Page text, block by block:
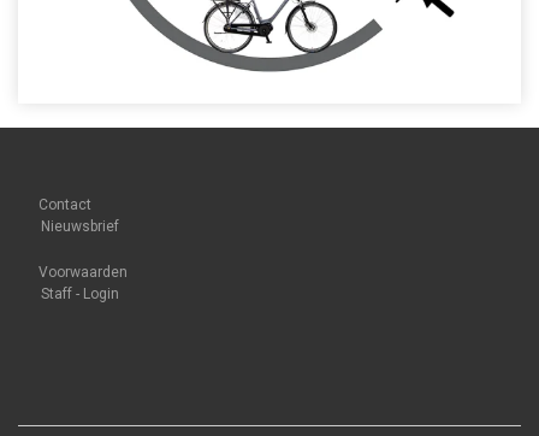
Contact
Nieuwsbrief
Voorwaarden
Staff - Login